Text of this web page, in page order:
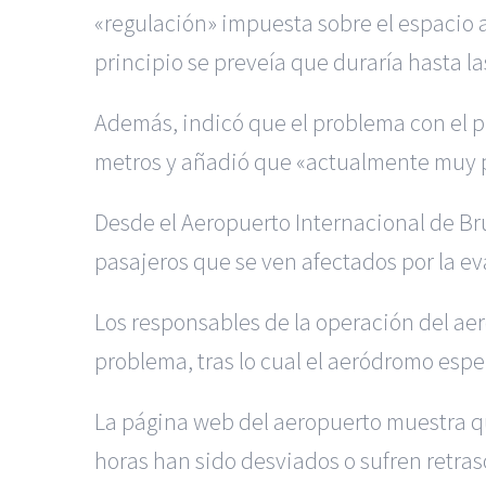
«regulación» impuesta sobre el espacio
principio se preveía que duraría hasta
Además, indicó que el problema con el
metros y añadió que «actualmente muy
Desde el Aeropuerto Internacional de
pasajeros que se ven afectados por la
Los responsables de la operación del
problema, tras lo cual el aeródromo
La página web del aeropuerto muestra
horas han sido desviados o sufren